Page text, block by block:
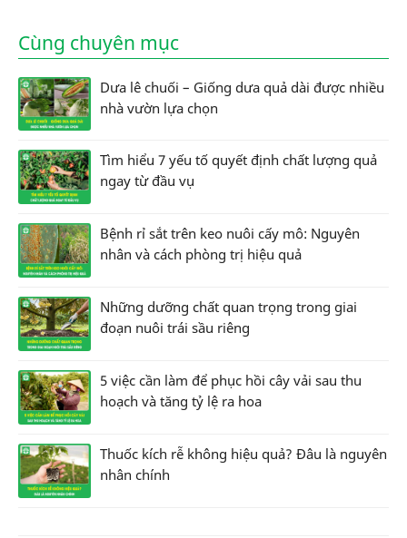
Cùng chuyên mục
Dưa lê chuối – Giống dưa quả dài được nhiều
nhà vườn lựa chọn
Tìm hiểu 7 yếu tố quyết định chất lượng quả
ngay từ đầu vụ
Bệnh rỉ sắt trên keo nuôi cấy mô: Nguyên
nhân và cách phòng trị hiệu quả
Những dưỡng chất quan trọng trong giai
đoạn nuôi trái sầu riêng
5 việc cần làm để phục hồi cây vải sau thu
hoạch và tăng tỷ lệ ra hoa
Thuốc kích rễ không hiệu quả? Đâu là nguyên
nhân chính